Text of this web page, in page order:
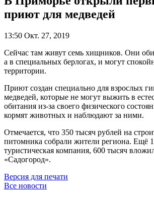
приют для медведей
13:50 Окт. 27, 2019
Сейчас там живут семь хищников. Они
а в специальных берлогах, и могут
территории.
Приют создан специально для взрослых
медведей, которые не могут выжить в
обитания из-за своего физического
кормят животных и наблюдают за ними.
Отмечается, что 350 тысяч рублей на
питомника собрали жители региона. Ещё
туристическая компания, 600 тысяч
«Садогород».
Версия для печати
Все новости